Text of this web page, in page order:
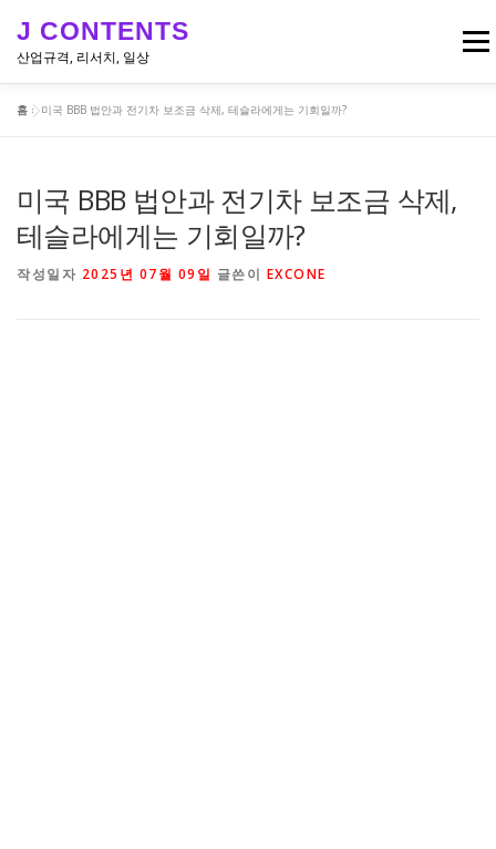
J CONTENTS
산업규격, 리서치, 일상
메뉴
홈 »미국 BBB 법안과 전기차 보조금 삭제, 테슬라에게는 기회일까?
미국 BBB 법안과 전기차 보조금 삭제,
테슬라에게는 기회일까?
작성일자 2025년 07월 09일 글쓴이 EXCONE